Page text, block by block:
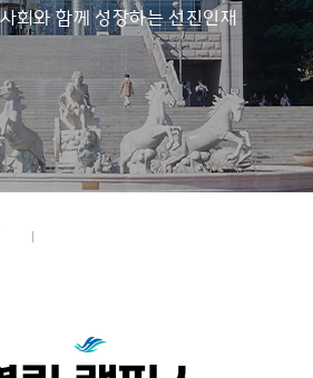
회와 함께 성장하는 선진인재